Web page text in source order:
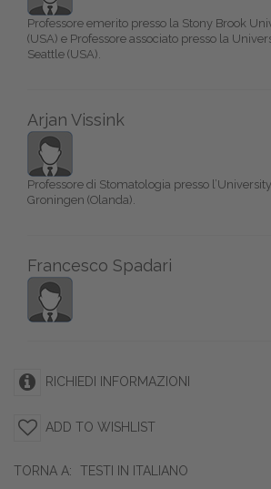
Professore emerito presso la Stony Brook
(USA) e Professore associato presso la
Seattle (USA).
Arjan Vissink
Professore di Stomatologia presso
Groningen (Olanda).
Francesco Spadari
RICHIEDI INFORMAZIONI
ADD TO WISHLIST
TORNA A: TESTI IN ITALIANO